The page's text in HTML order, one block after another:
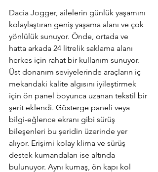
Dacia Jogger, ailelerin günlük yaşamını
kolaylaştıran geniş yaşama alanı ve çok
yönlülük sunuyor. Önde, ortada ve
hatta arkada 24 litrelik saklama alanı
herkes için rahat bir kullanım sunuyor.
Üst donanım seviyelerinde araçların iç
mekandaki kalite algısını iyileştirmek
için ön panel boyunca uzanan tekstil bir
şerit eklendi. Gösterge paneli veya
bilgi-eğlence ekranı gibi sürüş
bileşenleri bu şeridin üzerinde yer
alıyor. Erişimi kolay klima ve sürüş
destek kumandaları ise altında
bulunuyor. Aynı kumaş, ön kapı kol